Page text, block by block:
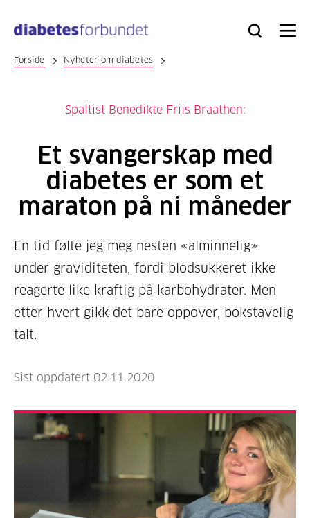
hovedinnhold
Bli
Logg
Søk Meny
Forside Nyheter om diabetes
Spaltist Benedikte Friis Braathen:
Et svangerskap med
diabetes er som et
maraton på ni måneder
En tid følte jeg meg nesten «alminnelig»
under graviditeten, fordi blodsukkeret ikke
reagerte like kraftig på karbohydrater. Men
etter hvert gikk det bare oppover, bokstavelig
talt.
Sist oppdatert 02.11.2020